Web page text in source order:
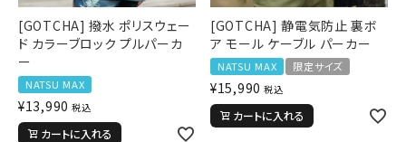
[GOTCHA] 撥水 ポリスウェー
ド カラーブロック プルパーカ
ー
NATSU MAX
¥13,990 税込
カートに入れる
[GOTCHA] 静電気防止 裏ボ
ア モール ケーブル パーカー
NATSU MAX 限定サイズ
¥15,990 税込
カートに入れる